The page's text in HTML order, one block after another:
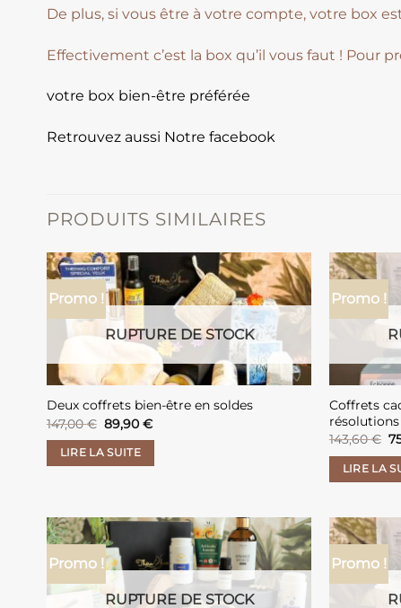
De plus, si vous être à votre compte, votre box
Effectivement c’est la box qu’il vous faut ! Pour
votre box bien-être préférée
Retrouvez aussi Notre facebook
PRODUITS SIMILAIRES
Promo !
RUPTURE DE STOCK
Deux coffrets bien-être en soldes
147,00€ Le
prix
initial
était :
89,90€Le
LIRE LA SUITE
Promo !
Coffrets
résolutions
143,60€
LIRE LA
Promo !
RUPTURE DE STOCK
Promo !